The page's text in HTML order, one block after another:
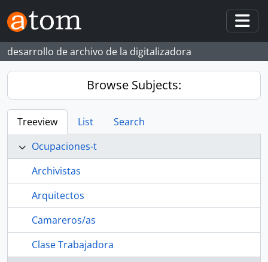
Skip to main content
desarrollo de archivo de la digitalizadora
Browse Subjects:
Treeview List
Search
Ocupaciones-t
Archivistas
Arquitectos
Camareros/as
Clase Trabajadora